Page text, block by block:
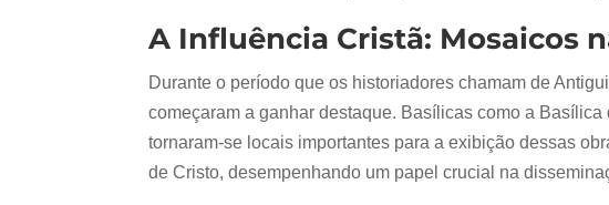
A Influência Cristã: Mosaicos
Durante o período que os historiadores chamam de
começaram a ganhar destaque. Basílicas como a
tornaram-se locais importantes para a exibição dessas
de Cristo, desempenhando um papel crucial na